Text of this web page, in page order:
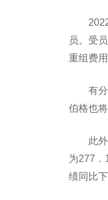
员。受
重组费
有
伯格也
此
为277
绩同比